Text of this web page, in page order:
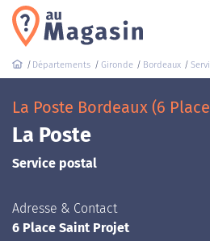
Départements Gironde Bordeaux
La Poste Bordeaux (6
La Poste
Service postal
Adresse & Contact
6 Place Saint Projet